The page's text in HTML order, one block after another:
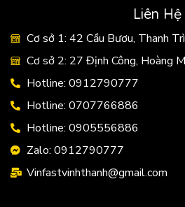
Liên Hệ
Cơ sở 1: 42 Cầu Bươu, Thanh
Cơ sở 2: 27 Định Công, Hoàng
Hotline: 0912790777
Hotline: 0707766886
Hotline: 0905556886
Zalo: 0912790777
Vinfastvinhthanh@gmail.com